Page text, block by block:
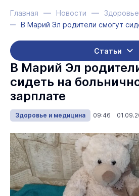
Главная Новости
Статьи
В Марий Эл
сидеть на
зарплате
Здоровье и медицина 09:46